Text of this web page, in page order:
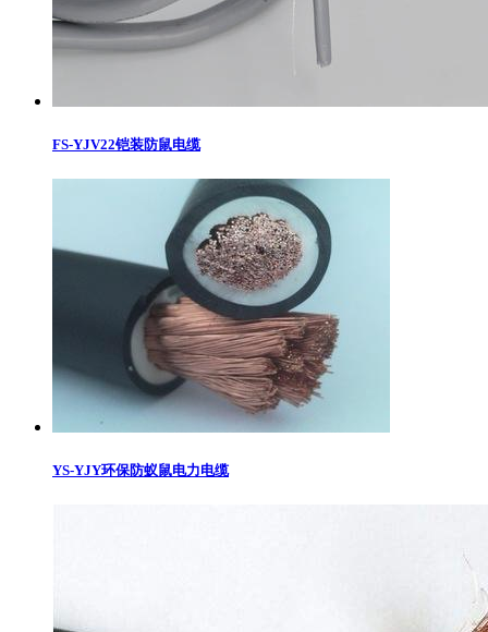
FS-YJV22铠装防鼠电缆
YS-YJY环保防蚁鼠电力电缆